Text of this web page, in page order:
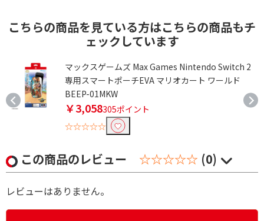
こちらの商品を見ている方はこちらの商品もチ
ェックしています
マックスゲームズ Max Games Nintendo Switch 2
専用スマートポーチEVA マリオカート ワールド
BEEP-01MKW
￥3,058305ポイント
☆☆☆☆☆
この商品のレビュー ☆☆☆☆☆ (0)
レビューはありません。